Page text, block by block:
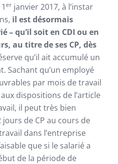
er janvier 2017, à l’instar
il est désormais
– qu’il soit en CDI ou en
au titre de ses CP, dès
qu’il ait accumulé un
Sachant qu’un employé
par mois de travail
dispositions de l’article
il peut très bien
de CP au cours de
dans l’entreprise
que si le salarié a
de la période de